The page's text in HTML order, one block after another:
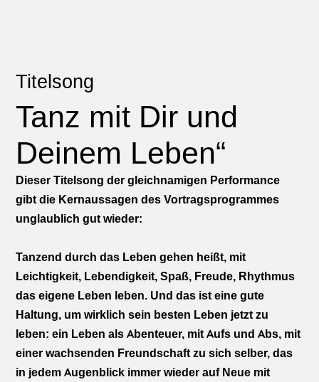
Titelsong
Tanz mit Dir und
Deinem Leben“
Dieser Titelsong der gleichnamigen Performance
gibt die Kernaussagen des Vortragsprogrammes
unglaublich gut wieder:
Tanzend durch das Leben gehen heißt, mit
Leichtigkeit, Lebendigkeit, Spaß, Freude, Rhythmus
das eigene Leben leben. Und das ist eine gute
Haltung, um wirklich sein besten Leben jetzt zu
leben: ein Leben als Abenteuer, mit Aufs und Abs, mit
einer wachsenden Freundschaft zu sich selber, das
in jedem Augenblick immer wieder auf Neue mit